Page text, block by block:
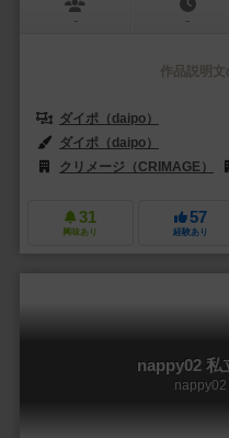
－ －
作品説明文
ダイポ（daipo）
ダイポ（daipo）
クリメージ（CRIMAGE）
31
興味あり
57
経験あり
nappy02 私